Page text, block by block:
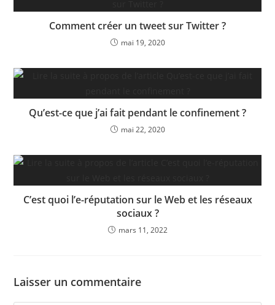
Comment créer un tweet sur Twitter ?
mai 19, 2020
Qu’est-ce que j’ai fait pendant le confinement ?
mai 22, 2020
C’est quoi l’e-réputation sur le Web et les réseaux
sociaux ?
mars 11, 2022
Laisser un commentaire